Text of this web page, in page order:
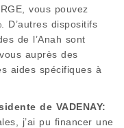
vous pouvez
D’autres dispositifs
de l’Anah sont
auprès des
aides spécifiques à
de VADENAY:
j’ai pu financer une